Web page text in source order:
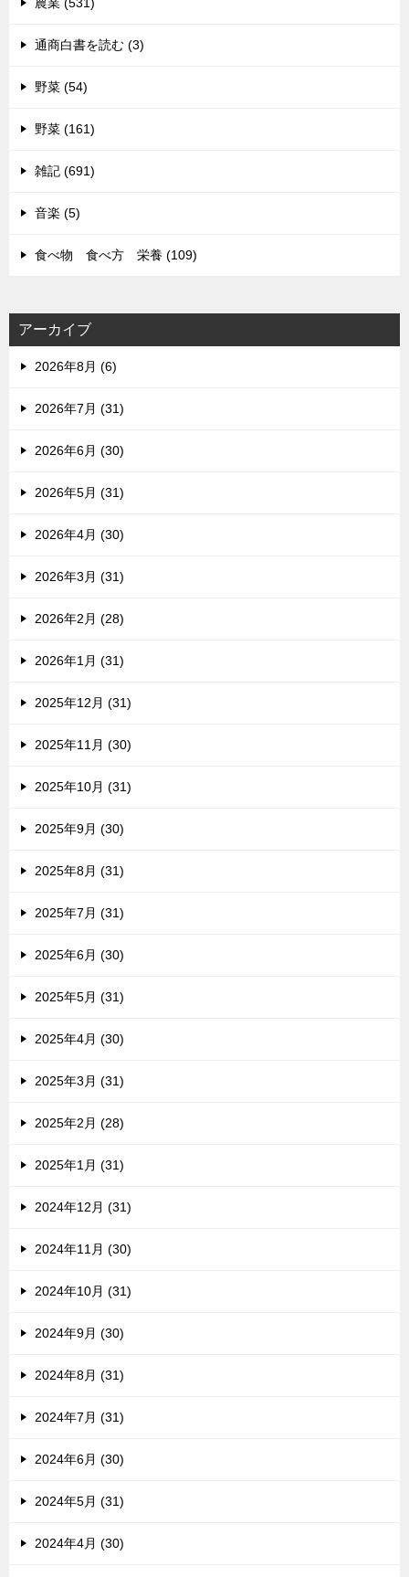
農業 (531)
通商白書を読む (3)
野菜 (54)
野菜 (161)
雑記 (691)
音楽 (5)
食べ物 食べ方 栄養 (109)
アーカイブ
2026年8月 (6)
2026年7月 (31)
2026年6月 (30)
2026年5月 (31)
2026年4月 (30)
2026年3月 (31)
2026年2月 (28)
2026年1月 (31)
2025年12月 (31)
2025年11月 (30)
2025年10月 (31)
2025年9月 (30)
2025年8月 (31)
2025年7月 (31)
2025年6月 (30)
2025年5月 (31)
2025年4月 (30)
2025年3月 (31)
2025年2月 (28)
2025年1月 (31)
2024年12月 (31)
2024年11月 (30)
2024年10月 (31)
2024年9月 (30)
2024年8月 (31)
2024年7月 (31)
2024年6月 (30)
2024年5月 (31)
2024年4月 (30)